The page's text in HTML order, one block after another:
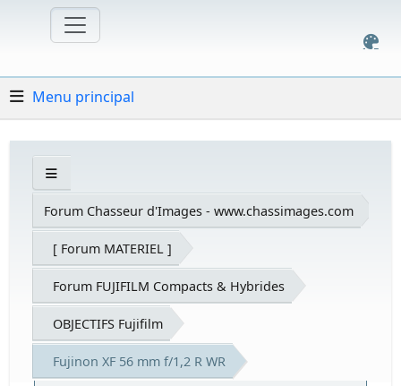
Menu principal
Forum Chasseur d'Images - www.chassimages.com
[ Forum MATERIEL ]
Forum FUJIFILM Compacts & Hybrides
OBJECTIFS Fujifilm
Fujinon XF 56 mm f/1,2 R WR